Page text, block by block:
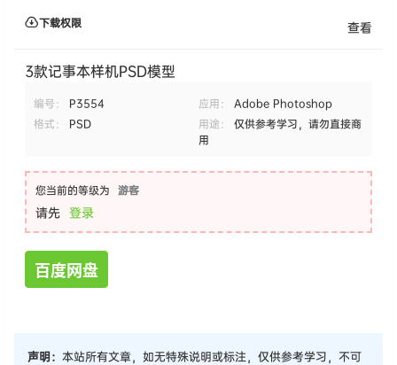
下载权限 查看
3款记事本样机PSD模型
编号： P3554 应用：
Adobe Photoshop
格式：
PSD 用途：
仅供参考学习，请勿直接商
用
您当前的等级为 游客
请先 登录
百度网盘
声明： 本站所有文章，如无特殊说明或标注，仅供参考学习，不可